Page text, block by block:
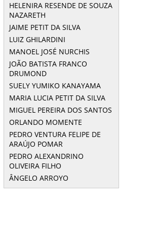
HELENIRA RESENDE DE SOUZA
NAZARETH
JAIME PETIT DA SILVA
LUIZ GHILARDINI
MANOEL JOSÉ NURCHIS
JOÃO BATISTA FRANCO
DRUMOND
SUELY YUMIKO KANAYAMA
MARIA LUCIA PETIT DA SILVA
MIGUEL PEREIRA DOS SANTOS
ORLANDO MOMENTE
PEDRO VENTURA FELIPE DE
ARAÚJO POMAR
PEDRO ALEXANDRINO
OLIVEIRA FILHO
ÂNGELO ARROYO